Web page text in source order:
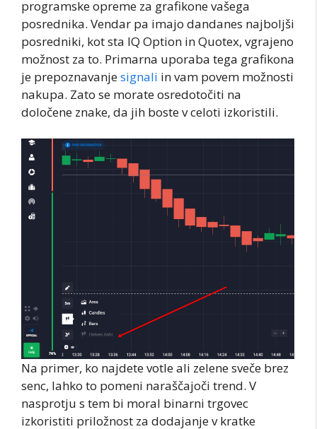
programske opreme za grafikone vašega
posrednika. Vendar pa imajo dandanes najboljši
posredniki, kot sta IQ Option in Quotex, vgrajeno
možnost za to. Primarna uporaba tega grafikona
je prepoznavanjesignali in vam povem možnosti
nakupa. Zato se morate osredotočiti na
določene znake, da jih boste v celoti izkoristili.
Na primer, ko najdete votle ali zelene sveče brez
senc, lahko to pomeni naraščajoči trend. V
nasprotju s tem bi moral binarni trgovec
izkoristiti priložnost za dodajanje v kratke